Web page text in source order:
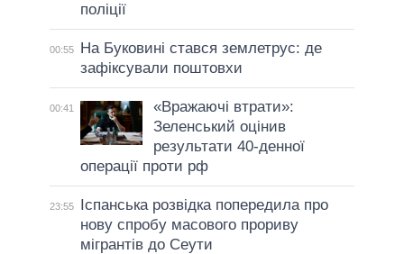
поліції
00:55
На Буковині стався землетрус: де
зафіксували поштовхи
00:41
«Вражаючі втрати»:
Зеленський оцінив
результати 40-денної
операції проти рф
23:55
Іспанська розвідка попередила про
нову спробу масового прориву
мігрантів до Сеути